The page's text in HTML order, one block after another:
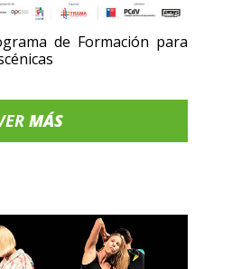
de Formación para
MÁS